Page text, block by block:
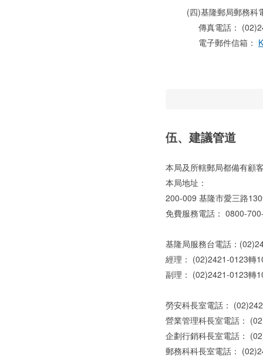
(四)基隆郵局郵務科
傳真電話：
電子郵件信箱：
伍、建議管道
本局及所轄郵局都備有顧
本局地址：
200-009 基隆市愛三路
免費服務電話： 0800-
基隆局服務台電話：
經理： (02)2421-0123轉
副理： (02)2421-0123轉
勞安科長室電話：
營業管理科長室電話：
企劃行銷科長室電話：
郵務科科長室電話：